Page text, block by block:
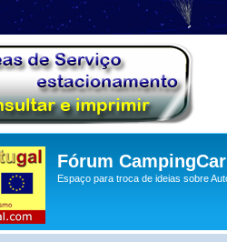
Fórum
Espaço para troca de ideias sobre